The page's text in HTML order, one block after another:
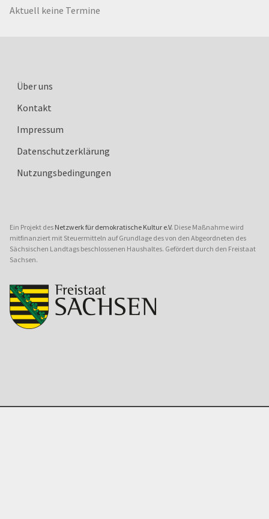
Aktuell keine Termine
Über uns
Kontakt
Impressum
Datenschutzerklärung
Nutzungsbedingungen
Ein Projekt des Netzwerk für demokratische Kultur e.V. Diese Maßnahme wird
mitfinanziert mit Steuermitteln auf Grundlage des von den Abgeordneten des
Sächsischen Landtags beschlossenen Haushaltes. Gefördert durch den Freistaat
Sachsen.